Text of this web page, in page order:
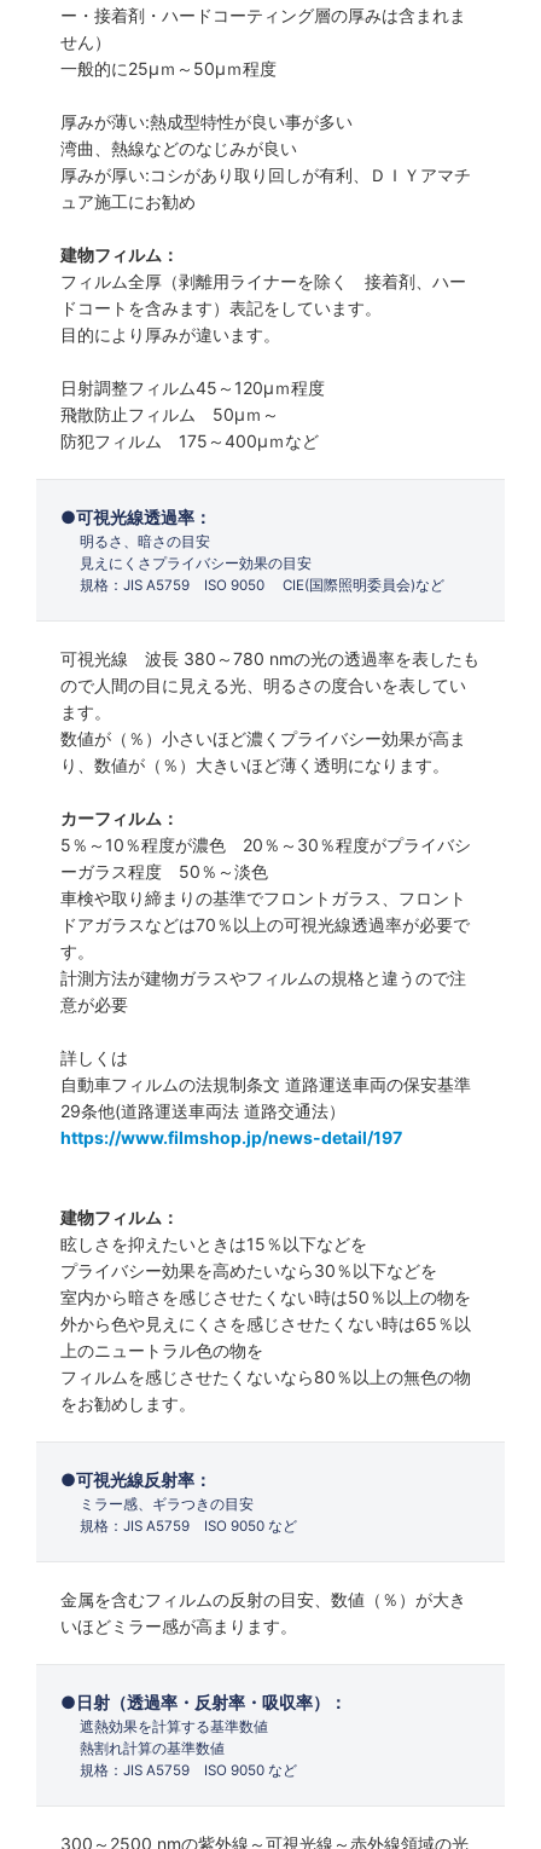
ー・接着剤・ハードコーティング層の厚みは含まれま
せん）
一般的に25µｍ～50µｍ程度
厚みが薄い:熱成型特性が良い事が多い
湾曲、熱線などのなじみが良い
厚みが厚い:コシがあり取り回しが有利、ＤＩＹアマチ
ュア施工にお勧め
建物フィルム：
フィルム全厚（剥離用ライナーを除く 接着剤、ハー
ドコートを含みます）表記をしています。
目的により厚みが違います。
日射調整フィルム45～120µｍ程度
飛散防止フィルム 50µｍ～
防犯フィルム 175～400µｍなど
可視光線透過率：
明るさ、暗さの目安
見えにくさプライバシー効果の目安
規格：JIS A5759 ISO 9050 CIE(国際照明委員会)など
可視光線 波長 380～780 nmの光の透過率を表したも
ので人間の目に見える光、明るさの度合いを表してい
ます。
数値が（％）小さいほど濃くプライバシー効果が高ま
り、数値が（％）大きいほど薄く透明になります。
カーフィルム：
5％～10％程度が濃色 20％～30％程度がプライバシ
ーガラス程度 50％～淡色
車検や取り締まりの基準でフロントガラス、フロント
ドアガラスなどは70％以上の可視光線透過率が必要で
す。
計測方法が建物ガラスやフィルムの規格と違うので注
意が必要
詳しくは
自動車フィルムの法規制条文 道路運送車両の保安基準
29条他(道路運送車両法 道路交通法）
https://www.filmshop.jp/news-detail/197
建物フィルム：
眩しさを抑えたいときは15％以下などを
プライバシー効果を高めたいなら30％以下などを
室内から暗さを感じさせたくない時は50％以上の物を
外から色や見えにくさを感じさせたくない時は65％以
上のニュートラル色の物を
フィルムを感じさせたくないなら80％以上の無色の物
をお勧めします。
可視光線反射率：
ミラー感、ギラつきの目安
規格：JIS A5759 ISO 9050 など
金属を含むフィルムの反射の目安、数値（％）が大き
いほどミラー感が高まります。
日射（透過率・反射率・吸収率）：
遮熱効果を計算する基準数値
熱割れ計算の基準数値
規格：JIS A5759 ISO 9050 など
300～2500 nmの紫外線～可視光線～赤外線領域の光